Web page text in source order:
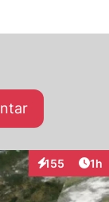
155
Interaktionen
1h